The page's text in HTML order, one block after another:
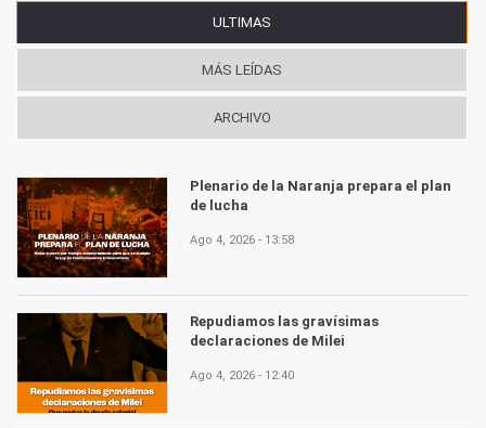
ULTIMAS
MÁS LEÍDAS
ARCHIVO
Plenario de la Naranja prepara el plan
de lucha
Ago 4, 2026 - 13:58
Repudiamos las gravísimas
declaraciones de Milei
Ago 4, 2026 - 12:40